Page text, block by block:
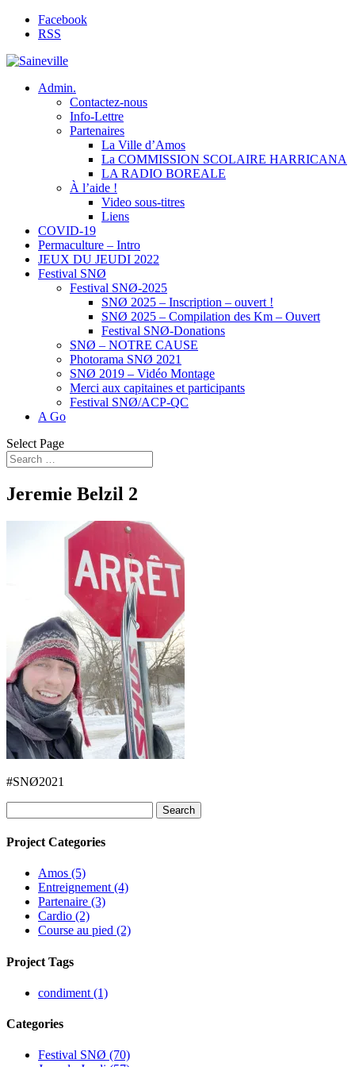
Facebook
RSS
Admin.
Contactez-nous
Info-Lettre
Partenaires
La Ville d’Amos
La COMMISSION SCOLAIRE HARRICANA
LA RADIO BOREALE
À l’aide !
Video sous-titres
Liens
COVID-19
Permaculture – Intro
JEUX DU JEUDI 2022
Festival SNØ
Festival SNØ-2025
SNØ 2025 – Inscription – ouvert !
SNØ 2025 – Compilation des Km – Ouvert
Festival SNØ-Donations
SNØ – NOTRE CAUSE
Photorama SNØ 2021
SNØ 2019 – Vidéo Montage
Merci aux capitaines et participants
Festival SNØ/ACP-QC
A Go
Select Page
Jeremie Belzil 2
#SNØ2021
for:
Project Categories
Amos (5)
Entreignement (4)
Partenaire (3)
Cardio (2)
Course au pied (2)
Project Tags
condiment (1)
Categories
Festival SNØ (70)